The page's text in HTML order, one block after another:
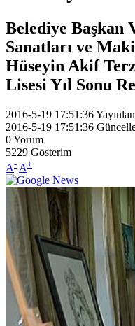
Belediye Başkan
Sanatları ve
Hüseyin Akif
Lisesi Yıl Sonu
2016-5-19 17:51:36
2016-5-19 17:51:36
0Yorum
5229 Gösterim
A- A+